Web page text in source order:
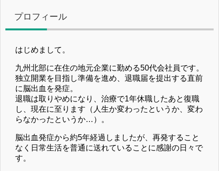
プロフィール
はじめまして。
九州北部に在住の地元企業に勤める50代会社員です。
独立開業を目指し準備を進め、退職届を提出する直前
に脳出血を発症。
退職は取りやめになり、治療で1年休職したあと復職
し、現在に至ります（人生か変わったというか、変わ
らなかったというか…）。
脳出血発症から約5年経過しましたが、再発すること
なく日常生活を普通に送れていることに感謝の日々で
す。